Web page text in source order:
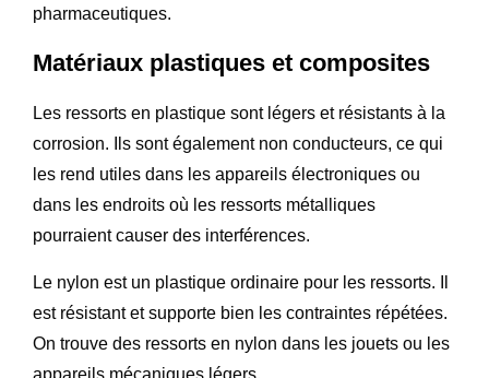
pharmaceutiques.
Matériaux plastiques et composites
Les ressorts en plastique sont légers et résistants à la
corrosion. Ils sont également non conducteurs, ce qui
les rend utiles dans les appareils électroniques ou
dans les endroits où les ressorts métalliques
pourraient causer des interférences.
Le nylon est un plastique ordinaire pour les ressorts. Il
est résistant et supporte bien les contraintes répétées.
On trouve des ressorts en nylon dans les jouets ou les
appareils mécaniques légers.